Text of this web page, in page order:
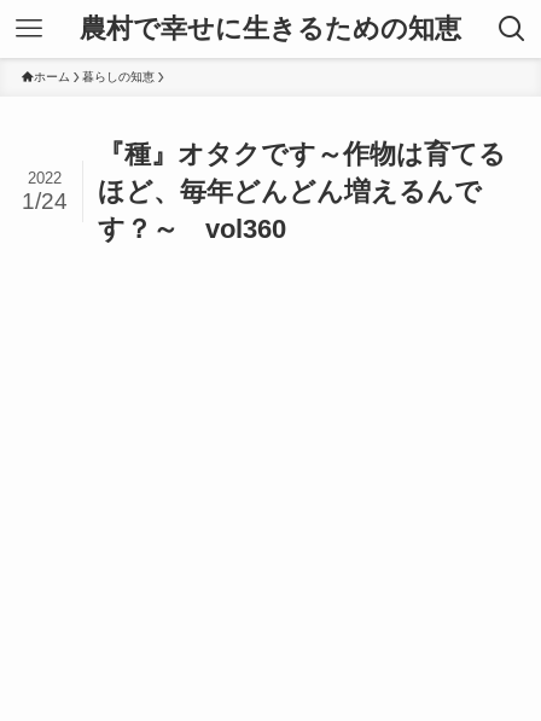
農村で幸せに生きるための知恵
ホーム 暮らしの知恵
『種』オタクです～作物は育てる
ほど、毎年どんどん増えるんで
す？～ vol360
2022
1/24